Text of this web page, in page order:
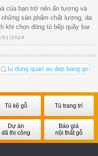
của bạn trở nên ấn tượng và
sản phẩm chất lượng, đa
khi chọn đóng tủ bếp quầy bar
01/2024
tu dung quan ao dep bang go
Tủ kệ gỗ Tủ trang trí
Dự án
đã thi công
Báo giá
nội thất gỗ